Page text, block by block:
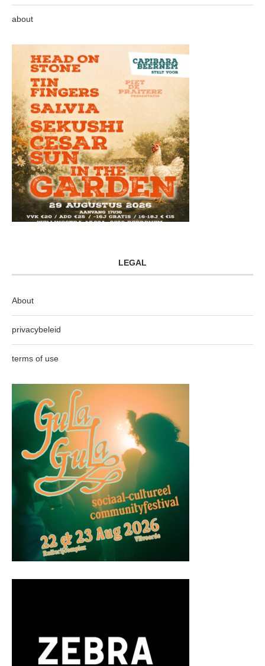
about
LEGAL
About
privacybeleid
terms of use